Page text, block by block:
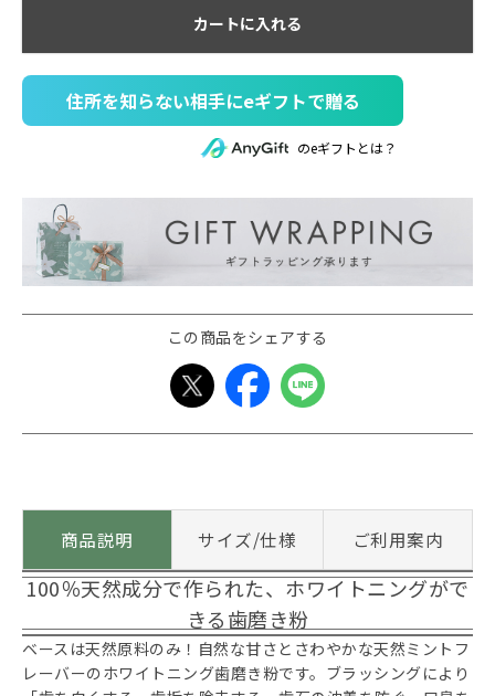
カートに入れる
住所を知らない相手にeギフトで贈る
のeギフトとは？
この商品をシェアする
商品説明 サイズ/仕様 ご利用案内
100％天然成分で作られた、ホワイトニングがで
きる歯磨き粉
ベースは天然原料のみ！自然な甘さとさわやかな天然ミントフ
レーバーのホワイトニング歯磨き粉です。ブラッシングにより